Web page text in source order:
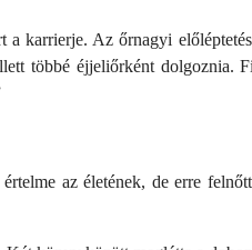
karrierje. Az őrnagyi
többé éjjeliőrként dolgoznia.
az életének, de erre